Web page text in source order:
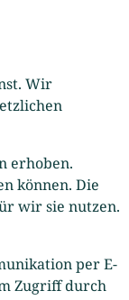
Wir
erhoben.
können. Die
wir sie nutzen.
per E-
Zugriff durch